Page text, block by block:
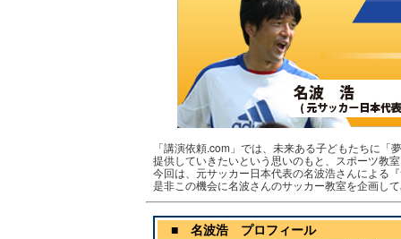
「講演依頼.com」では、未来ある子どもたちに
提供していきたいという思いのもと、スポーツ教
今回は、元サッカー日本代表の名波浩さんによる
是非この機会に名波さんのサッカー教室を企画し
■ 名波浩 プロフィール